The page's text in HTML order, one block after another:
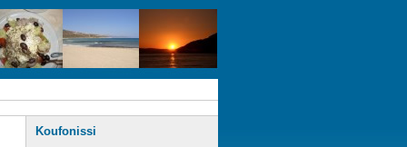
Koufonissi